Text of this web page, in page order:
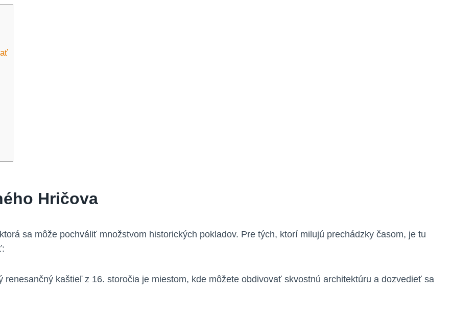
Hričova
sa môže pochváliť množstvom historických pokladov. Pre tých, ktorí milujú prechádzky časom, je tu
renesančný kaštieľ z 16. storočia je miestom, kde môžete obdivovať skvostnú architektúru a dozvedieť sa